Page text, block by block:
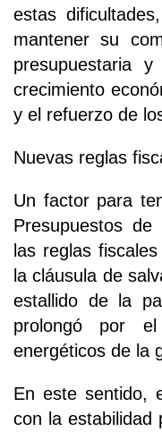
estas
mantener su
presupuestaria
crecimiento
y el refuerzo de
Nuevas reglas
Un factor para
Presupuestos
las reglas
la cláusula de
estallido de la
prolongó por
energéticos de la
En este sentido,
con la estabilidad